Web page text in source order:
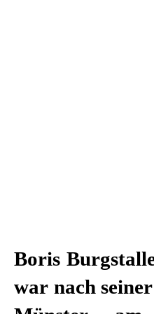
Boris
war nach
seine
zahlreichen